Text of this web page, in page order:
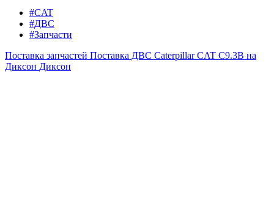
#CAT
#ДВС
#Запчасти
Поставка запчастей Поставка ДВС Caterpillar CAT C9.3B на
Диксон Диксон